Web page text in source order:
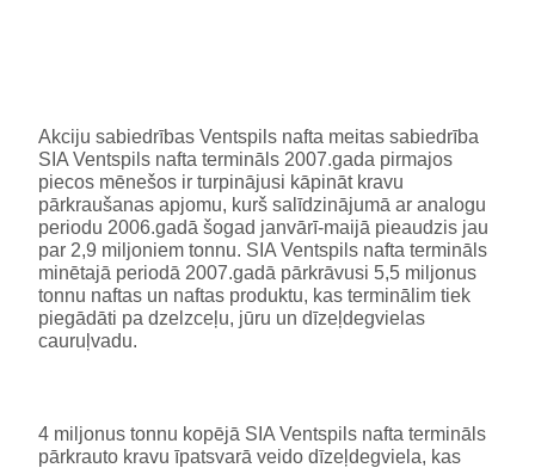
Akciju sabiedrības Ventspils nafta meitas sabiedrība
SIA Ventspils nafta termināls 2007.gada pirmajos
piecos mēnešos ir turpinājusi kāpināt kravu
pārkraušanas apjomu, kurš salīdzinājumā ar analogu
periodu 2006.gadā šogad janvārī-maijā pieaudzis jau
par 2,9 miljoniem tonnu. SIA Ventspils nafta termināls
minētajā periodā 2007.gadā pārkrāvusi 5,5 miljonus
tonnu naftas un naftas produktu, kas terminālim tiek
piegādāti pa dzelzceļu, jūru un dīzeļdegvielas
cauruļvadu.
4 miljonus tonnu kopējā SIA Ventspils nafta termināls
pārkrauto kravu īpatsvarā veido dīzeļdegviela, kas